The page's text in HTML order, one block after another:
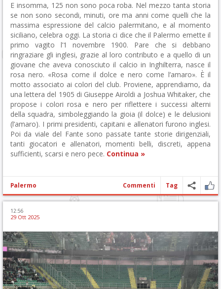
E insomma, 125 non sono poca roba. Nel mezzo tanta storia
se non sono secondi, minuti, ore ma anni come quelli che la
massima espressione del calcio palermitano, e al momento
siciliano, celebra oggi. La storia ci dice che il Palermo emette il
primo vagito l’1 novembre 1900. Pare che si debbano
ringraziare gli inglesi, grazie al loro contributo e a quello di un
giovane che aveva conosciuto il calcio in Inghilterra, nasce il
rosa nero. «Rosa come il dolce e nero come l’amaro». È il
motto associato ai colori del club. Proviene, apprendiamo, da
una lettera del 1905 di Giuseppe Airoldi a Joshua Whitaker, che
propose i colori rosa e nero per riflettere i successi alterni
della squadra, simboleggiando la gioia (il dolce) e le delusioni
(l’amaro). I primi presidenti, capitani e allenatori furono inglesi.
Poi da viale del Fante sono passate tante storie dirigenziali,
tanti giocatori e allenatori, momenti belli, discreti, appena
sufficienti, scarsi e nero pece. Continua »
Palermo Commenti Tag
12:56
29 Ott 2025